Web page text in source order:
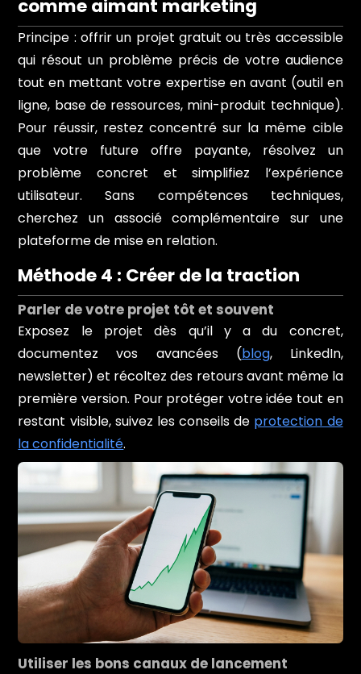
comme aimant marketing
Principe : offrir un projet gratuit ou très accessible
qui résout un problème précis de votre audience
tout en mettant votre expertise en avant (outil en
ligne, base de ressources, mini-produit technique).
Pour réussir, restez concentré sur la même cible
que votre future offre payante, résolvez un
problème concret et simplifiez l’expérience
utilisateur. Sans compétences techniques,
cherchez un associé complémentaire sur une
plateforme de mise en relation.
Méthode 4 : Créer de la traction
Parler de votre projet tôt et souvent
Exposez le projet dès qu’il y a du concret,
documentez vos avancées (blog, LinkedIn,
newsletter) et récoltez des retours avant même la
première version. Pour protéger votre idée tout en
restant visible, suivez les conseils de protection de
la confidentialité.
Utiliser les bons canaux de lancement